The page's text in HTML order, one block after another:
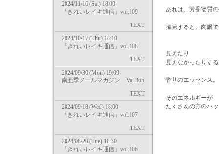
2024/11/16 (Sat) 18:00
「きれいレイキ通信」vol.109
TEXT
2024/10/17 (Thu) 18:10
「きれいレイキ通信」vol.108
TEXT
2024/09/30 (Mon) 19:09
南亜季メールマガジン Vol.365
TEXT
2024/09/18 (Wed) 18:00
「きれいレイキ通信」vol.107
TEXT
2024/08/20 (Tue) 18:30
「きれいレイキ通信」vol.106
あれは、芳香物質
揮発すると、肉眼
見えたり
見えなかったりする
香りのエッセンス。
そのエネルギーが
たくさんの方のハ